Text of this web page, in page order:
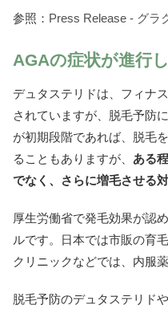
参照： Press Release - グラ
AGAの症状が進行
デュタステリドは、フィナ
されていますが、脱毛予防
が初期段階であれば、脱毛
ることもありますが、 ある
でなく、さらに増毛させる
厚生労働省で発毛効果が認
ルです。日本では市販の育
クリニックなどでは、内服
脱毛予防のデュタステリド